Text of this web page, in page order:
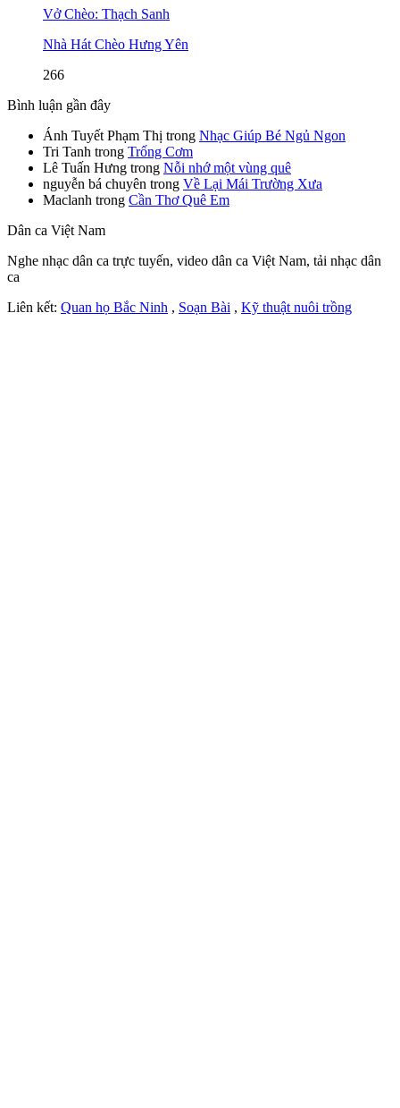
Vở Chèo: Thạch Sanh
Nhà Hát Chèo Hưng Yên
266
Bình luận gần đây
Ánh Tuyết Phạm Thị trong Nhạc Giúp Bé Ngủ Ngon
Tri Tanh trong Trống Cơm
Lê Tuấn Hưng trong Nỗi nhớ một vùng quê
nguyễn bá chuyên trong Về Lại Mái Trường Xưa
Maclanh trong Cần Thơ Quê Em
Dân ca Việt Nam
Nghe nhạc dân ca trực tuyến, video dân ca Việt Nam, tải nhạc dân
ca
Liên kết: Quan họ Bắc Ninh , Soạn Bài , Kỹ thuật nuôi trồng